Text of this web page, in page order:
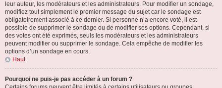
leur auteur, les modérateurs et les administrateurs. Pour modifier un sondage,
modifiez tout simplement le premier message du sujet car le sondage est
obligatoirement associé à ce dernier. Si personne n’a encore voté, il est
possible de supprimer le sondage ou de modifier ses options. Cependant, si
des votes ont été exprimés, seuls les modérateurs et les administrateurs
peuvent modifier ou supprimer le sondage. Cela empêche de modifier les
options d’un sondage en cours.
Haut
Pourquoi ne puis-je pas accéder à un forum ?